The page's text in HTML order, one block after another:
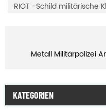
RIOT -Schild militärische
Metall Militärpolizei
KATEGORIEN